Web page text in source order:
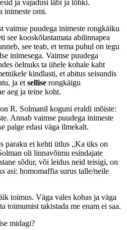
ja vajadusi läbi ja lõhki.
inimeste omi.
vaimse puudega inimeste rongkäiku
see kooskõlastamata abilinnapea
see teab, et tema puhul on tegu
inimesega. Vaimse puudega
öelnuks ta ühele kohale kaht
kindlasti, et abitus seisundis
ja et sellise rongkäigu
aeg ja teine koht.
R. Solmanil koguni eraldi mõiste:
Annab vaimse puudega inimeste
palge edasi väga ilmekalt.
paraku ei kehti ütlus „Ka üks on
oli linnavõimu esindajate
sõdur, või leidus neid teisigi, on
asi: homomaffia surus talle/neile
toimus. Väga vales kohas ja väga
toimumist takistada me enam ei saa.
midagi?